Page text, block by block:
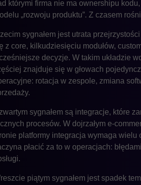
którymi firma nie ma ownershipu
„rozwoju produktu”. Z czasem
sygnałem jest utrata
z core, kilkudziesięciu modułów,
decyzje. W takim układzie
znajduje się w głowach
rotacja w zespole, zmiana
sygnałem są integracje, które
procesów. W dojrzałym e-
platformy integracja wymaga wielu
płacić za to w operacjach:
piątym sygnałem jest spadek